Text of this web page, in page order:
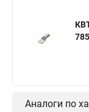
Аналоги по